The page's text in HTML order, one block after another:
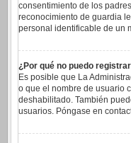
consentimiento de los
reconocimiento de guardia
personal identificable de un
¿Por qué no puedo
Es posible que La
o que el nombre de usuario
deshabilitado. También
usuarios. Póngase en